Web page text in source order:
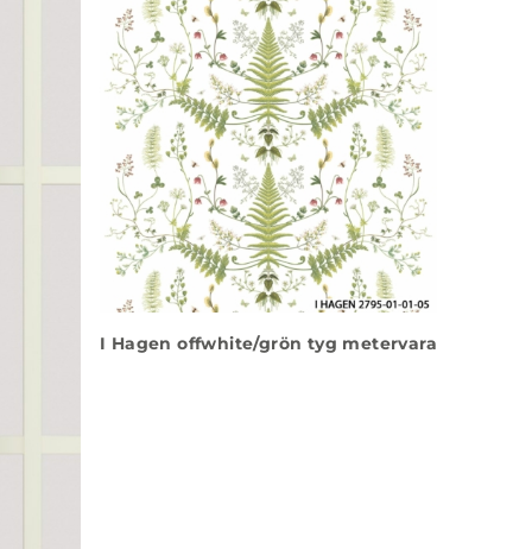
I Hagen offwhite/grön tyg metervara